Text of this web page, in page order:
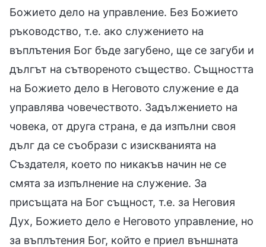
Божието дело на управление. Без Божието
ръководство, т.е. ако служението на
въплътения Бог бъде загубено, ще се загуби и
дългът на сътвореното същество. Същността
на Божието дело в Неговото служение е да
управлява човечеството. Задължението на
човека, от друга страна, е да изпълни своя
дълг да се съобрази с изискванията на
Създателя, което по никакъв начин не се
смята за изпълнение на служение. За
присъщата на Бог същност, т.е. за Неговия
Дух, Божието дело е Неговото управление, но
за въплътения Бог, който е приел външната